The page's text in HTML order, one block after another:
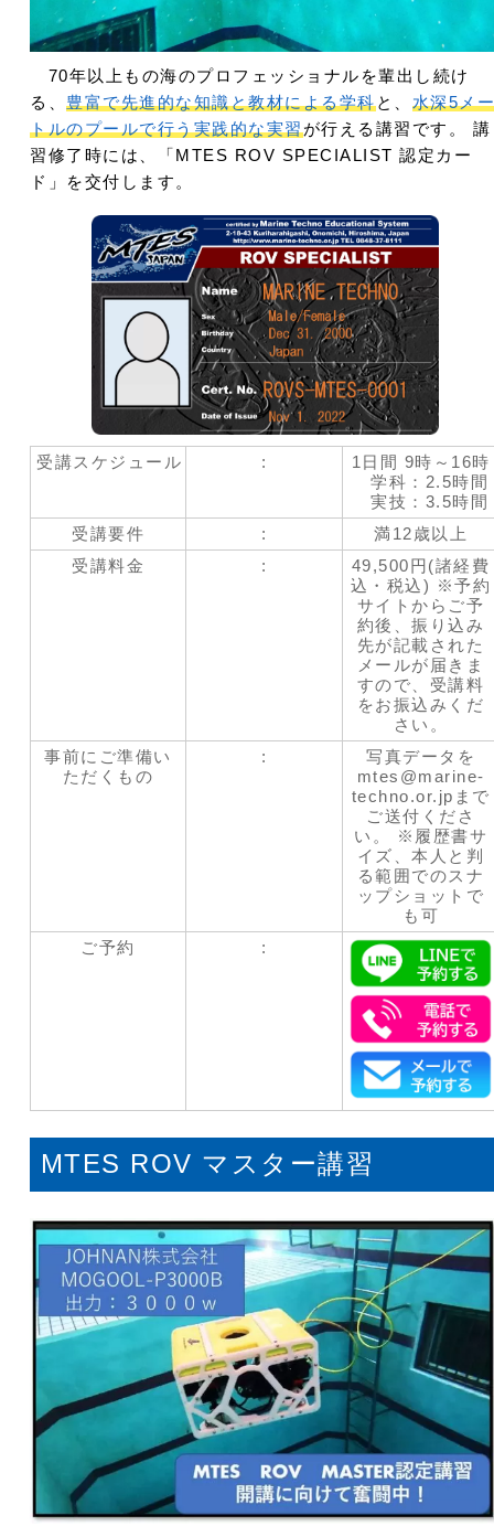
70年以上もの海のプロフェッショナルを輩出し続け
る、 豊富で先進的な知識と教材による学科と、 水深5メー
トルのプールで行う実践的な実習が行える講習です。 講
習修了時には、「MTES ROV SPECIALIST 認定カー
ド」を交付します。
受講スケジュール :
1日間 9時～16時
学科：2.5時間
実技：3.5時間
受講要件
:
満12歳以上
受講料金
:
49,500円(諸経費
込・税込) ※予約
サイトからご予
約後、振り込み
先が記載された
メールが届きま
すので、受講料
をお振込みくだ
さい。
事前にご準備い
ただくもの
:
写真データを
mtes@marine-
techno.or.jpまで
ご送付くださ
い。 ※履歴書サ
イズ、本人と判
る範囲でのスナ
ップショットで
も可
ご予約
:
MTES ROV マスター講習